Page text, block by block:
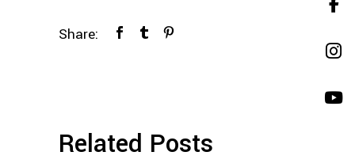
Share:
Related Posts